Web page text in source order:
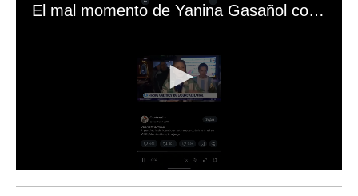
El mal momento de Yanina Gasañol con un hincha argentino en "Subrayado"
s